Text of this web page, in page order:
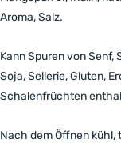
Aroma, Salz.
Kann Spuren von Senf,
Soja, Sellerie, Gluten,
Schalenfrüchten
Nach dem Öffnen kühl,